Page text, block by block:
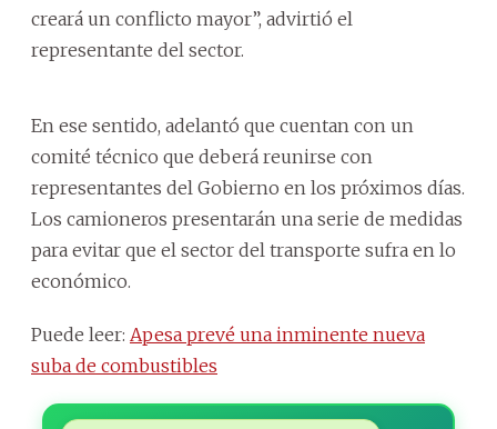
creará un conflicto mayor”, advirtió el
representante del sector.
En ese sentido, adelantó que cuentan con un
comité técnico que deberá reunirse con
representantes del Gobierno en los próximos días.
Los camioneros presentarán una serie de medidas
para evitar que el sector del transporte sufra en lo
económico.
Puede leer: Apesa prevé una inminente nueva
suba de combustibles